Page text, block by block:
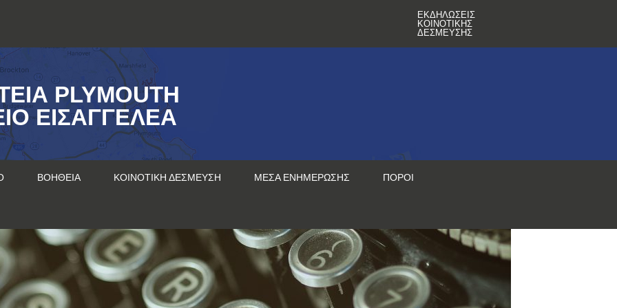
ΕΚΔΗΛΏΣΕΙΣ
ΚΟΙΝΟΤΙΚΉΣ
ΔΈΣΜΕΥΣΗΣ
PLYMOUTH
ΕΙΣΑΓΓΕΛΈΑ
ΒΟΉΘΕΙΑ ΚΟΙΝΟΤΙΚΉ ΔΈΣΜΕΥΣΗ ΜΈΣΑ ΕΝΗΜΈΡΩΣΗΣ ΠΌΡΟΙ